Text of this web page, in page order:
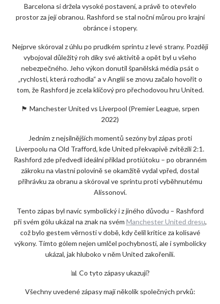
Barcelona si držela vysoké postavení, a právě to otevřelo
prostor za její obranou. Rashford se stal noční můrou pro krajní
obránce i stopery.
Nejprve skóroval z úhlu po prudkém sprintu z levé strany. Později
vybojoval důležitý roh díky své aktivitě a opět byl u všeho
nebezpečného. Jeho výkon donutil španělská média psát o
„rychlosti, která rozhodla“ a v Anglii se znovu začalo hovořit o
tom, že Rashford je zcela klíčový pro přechodovou hru United.
🏴 Manchester United vs Liverpool (Premier League, srpen
2022)
Jedním z nejsilnějších momentů sezóny byl zápas proti
Liverpoolu na Old Trafford, kde United překvapivě zvítězili 2:1.
Rashford zde předvedl ideální příklad protiútoku – po obranném
zákroku na vlastní polovině se okamžitě vydal vpřed, dostal
přihrávku za obranu a skóroval ve sprintu proti vyběhnutému
Alissonovi.
Tento zápas byl navíc symbolický i z jiného důvodu – Rashford
při svém gólu ukázal na znak na svém Manchester United dresu,
což bylo gestem věrnosti v době, kdy čelil kritice za kolísavé
výkony. Tímto gólem nejen umlčel pochybnosti, ale i symbolicky
ukázal, jak hluboko v něm United zakořenili.
📊 Co tyto zápasy ukazují?
Všechny uvedené zápasy mají několik společných prvků: